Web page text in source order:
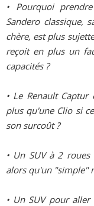
• Pourquoi
Sandero classique,
chère, est plus
reçoit en plus un
capacités ?
• Le Renault
plus qu'une Clio si
son surcoût ?
• Un SUV à 2
alors qu'un "simple"
• Un SUV pour